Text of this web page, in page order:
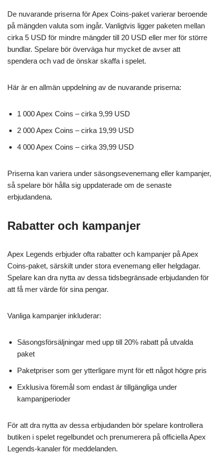
De nuvarande priserna för Apex Coins-paket varierar beroende
på mängden valuta som ingår. Vanligtvis ligger paketen mellan
cirka 5 USD för mindre mängder till 20 USD eller mer för större
bundlar. Spelare bör överväga hur mycket de avser att
spendera och vad de önskar skaffa i spelet.
Här är en allmän uppdelning av de nuvarande priserna:
1 000 Apex Coins – cirka 9,99 USD
2 000 Apex Coins – cirka 19,99 USD
4 000 Apex Coins – cirka 39,99 USD
Priserna kan variera under säsongsevenemang eller kampanjer,
så spelare bör hålla sig uppdaterade om de senaste
erbjudandena.
Rabatter och kampanjer
Apex Legends erbjuder ofta rabatter och kampanjer på Apex
Coins-paket, särskilt under stora evenemang eller helgdagar.
Spelare kan dra nytta av dessa tidsbegränsade erbjudanden för
att få mer värde för sina pengar.
Vanliga kampanjer inkluderar:
Säsongsförsäljningar med upp till 20% rabatt på utvalda
paket
Paketpriser som ger ytterligare mynt för ett något högre pris
Exklusiva föremål som endast är tillgängliga under
kampanjperioder
För att dra nytta av dessa erbjudanden bör spelare kontrollera
butiken i spelet regelbundet och prenumerera på officiella Apex
Legends-kanaler för meddelanden.